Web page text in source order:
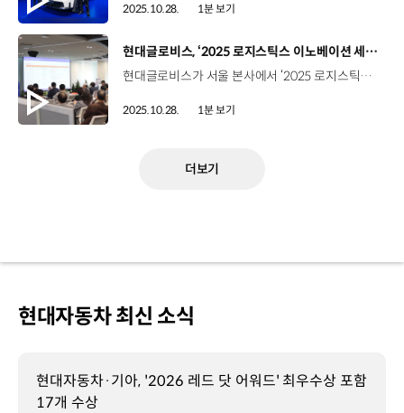
2025.10.28. 1분 보기
[동영상]
현대글로비스, ‘2025 로지스틱스 이노베이션 세미나’ 개최
현대글로비스가 서울 본사에서 ‘2025 로지스틱스 이노베이션 세미나’를 개최했습니다. 이번 세미나는 ‘AI를 축으로 산업을 재편하는 AI 전환(AI Transformation∙AX)’을 주제로 물류 현장에 적용된 AI와의 접목 사례를 공유하고 미래 혁신 방향과 전략을 모색했는데요. 효율적인 공급망 관리를 강화하기 위한 AI 등 물류 혁신의 필요성에 대해 공감대를 형성하며 내실 있는 산학 협력의 장을 마련했습니다. 현대글로비스는 앞으로도 학계와 긴밀한 소통을 함께 하며 국내 물류 산업 발전에 이바지해 나갈 계획입니다.
2025.10.28. 1분 보기
더보기
현대자동차 최신 소식
현대자동차·기아, '2026 레드 닷 어워드' 최우수상 포함
17개 수상